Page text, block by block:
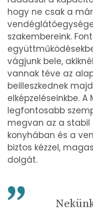
hogy ne csak a
szakembereink.
vágjunk bele,
vannak téve az
beilleszkednek
elképzeléseinkbe. A
legfontosabb
megvan az a
konyhában és a
biztos kézzel,
dolgát.